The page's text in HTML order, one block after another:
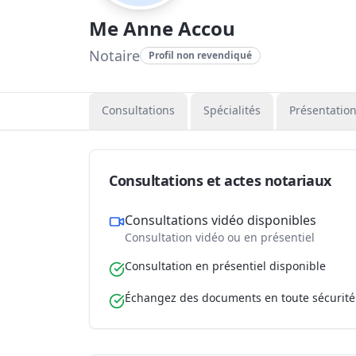
Me Anne Accou
Notaire Profil non revendiqué
Consultations Spécialités Présentation
Consultations et actes notariaux
Consultations vidéo disponibles
Consultation vidéo ou en présentiel
Consultation en présentiel disponible
Échangez des documents en toute sécurité